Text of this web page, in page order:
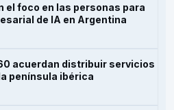
el foco en las personas para
de IA en Argentina
acuerdan distribuir servicios
península ibérica